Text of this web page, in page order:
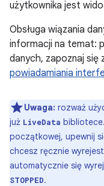
użytkownika jest
Obsługa wiązania
informacji na temat:
danych, zapoznaj się
powiadamiania
Uwaga: rozważ
już LiveData
początkowej, upewnij
chcesz ręcznie
automatycznie się
STOPPED.